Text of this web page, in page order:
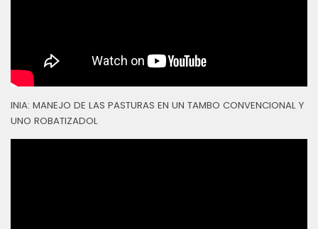
INIA: MANEJO DE LAS PASTURAS EN UN TAMBO CONVENCIONAL Y
UNO ROBATIZADOL